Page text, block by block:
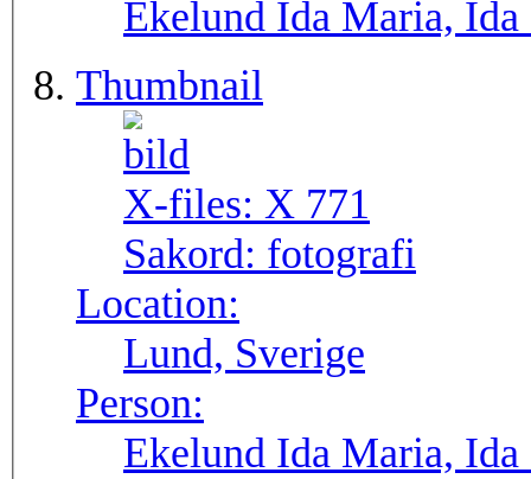
Ekelund Ida Maria, Ida
Thumbnail
X-files: X 771
Sakord: fotografi
Location:
Lund, Sverige
Person:
Ekelund Ida Maria, Ida